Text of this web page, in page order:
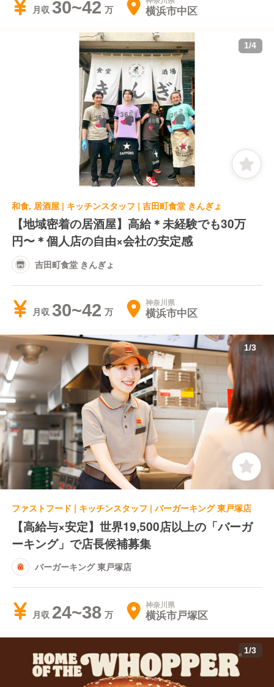
月収 30~42 横浜市中区
1/4
和食, 居酒屋 | キッチンスタッフ | 吉田町食堂 きんぎょ
【地域密着の居酒屋】高給＊未経験でも30万
円〜＊個人店の自由×会社の安定感
吉田町食堂 きんぎょ
月収 30~42 神奈川県
横浜市中区
1/3
ファストフード | キッチンスタッフ | バーガーキング 東戸塚店
【高給与×安定】世界19,500店以上の「バーガ
ーキング」で店長候補募集
バーガーキング 東戸塚店
月収 24~38 神奈川県
横浜市戸塚区
1/3